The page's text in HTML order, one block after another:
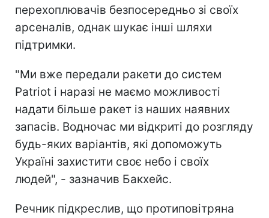
перехоплювачів безпосередньо зі своїх
арсеналів, однак шукає інші шляхи
підтримки.
"Ми вже передали ракети до систем
Patriot і наразі не маємо можливості
надати більше ракет із наших наявних
запасів. Водночас ми відкриті до розгляду
будь-яких варіантів, які допоможуть
Україні захистити своє небо і своїх
людей", - зазначив Бакхейс.
Речник підкреслив, що протиповітряна